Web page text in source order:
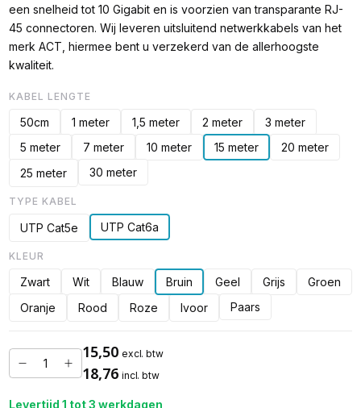
een snelheid tot 10 Gigabit en is voorzien van transparante RJ-
45 connectoren. Wij leveren uitsluitend netwerkkabels van het
merk ACT, hiermee bent u verzekerd van de allerhoogste
kwaliteit.
KABEL LENGTE
50cm 1 meter 1,5 meter 2 meter
3 meter
5 meter
7 meter 10 meter 15 meter
20 meter
25 meter
30 meter
TYPE KABEL
UTP Cat5e UTP Cat6a
KLEUR
Zwart Wit Blauw Bruin Geel Grijs
Groen
Oranje
Rood Roze Ivoor Paars
15,50 excl. btw
18,76 incl. btw
Levertijd 1 tot 3 werkdagen